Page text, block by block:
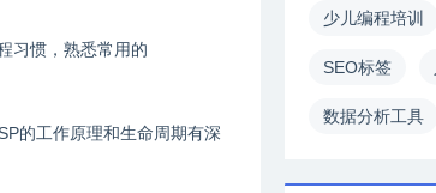
习惯，熟悉常用的
的工作原理和生命周期有深
少儿编程培训
SEO标签
数据分析工具